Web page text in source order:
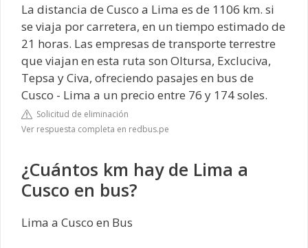
La distancia de Cusco a Lima es de 1106 km. si
se viaja por carretera, en un tiempo estimado de
21 horas. Las empresas de transporte terrestre
que viajan en esta ruta son Oltursa, Excluciva,
Tepsa y Civa, ofreciendo pasajes en bus de
Cusco - Lima a un precio entre 76 y 174 soles.
Solicitud de eliminación
Ver respuesta completa en redbus.pe
¿Cuántos km hay de Lima a
Cusco en bus?
Lima a Cusco en Bus